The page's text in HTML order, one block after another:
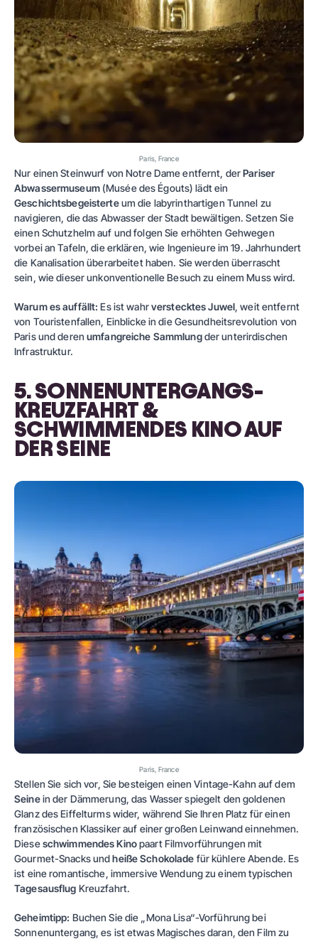
Paris, France
Nur einen Steinwurf von Notre Dame entfernt, derPariser
Abwassermuseum(Musée des Égouts) lädt ein
Geschichtsbegeisterteum die labyrinthartigen Tunnel zu
navigieren, die das Abwasser der Stadt bewältigen. Setzen Sie
einen Schutzhelm auf und folgen Sie erhöhten Gehwegen
vorbei an Tafeln, die erklären, wie Ingenieure im 19. Jahrhundert
die Kanalisation überarbeitet haben. Sie werden überrascht
sein, wie dieser unkonventionelle Besuch zu einem Muss wird.
Warum es auffällt: Es ist wahrverstecktes Juwel, weit entfernt
von Touristenfallen, Einblicke in die Gesundheitsrevolution von
Paris und derenumfangreiche Sammlungder unterirdischen
Infrastruktur.
5. SONNENUNTERGANGS-
KREUZFAHRT &
SCHWIMMENDES KINO AUF
DER SEINE
Paris, France
Stellen Sie sich vor, Sie besteigen einen Vintage-Kahn auf dem
Seinein der Dämmerung, das Wasser spiegelt den goldenen
Glanz des Eiffelturms wider, während Sie Ihren Platz für einen
französischen Klassiker auf einer großen Leinwand einnehmen.
Dieseschwimmendes Kinopaart Filmvorführungen mit
Gourmet-Snacks undheiße Schokolade für kühlere Abende. Es
ist eine romantische, immersive Wendung zu einem typischen
Tagesausflug Kreuzfahrt.
Geheimtipp: Buchen Sie die „Mona Lisa“-Vorführung bei
Sonnenuntergang, es ist etwas Magisches daran, den Film zu